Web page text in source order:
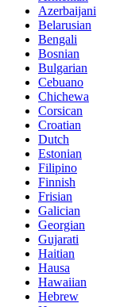
Azerbaijani
Belarusian
Bengali
Bosnian
Bulgarian
Cebuano
Chichewa
Corsican
Croatian
Dutch
Estonian
Filipino
Finnish
Frisian
Galician
Georgian
Gujarati
Haitian
Hausa
Hawaiian
Hebrew